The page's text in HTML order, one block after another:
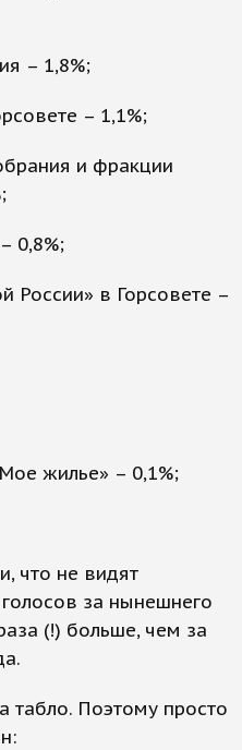
– 1,8%;
– 1,1%;
и фракции
0,8%;
России» в Горсовете –
жилье» – 0,1%;
что не видят
за нынешнего
(!) больше, чем за
табло. Поэтому просто